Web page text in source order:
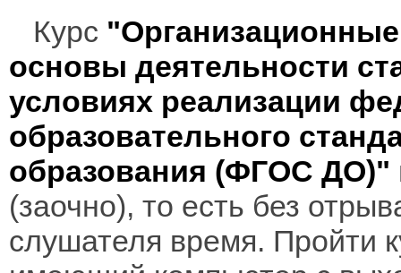
Курс "Организационные
основы деятельности
условиях реализации
образовательного
образования (ФГОС ДО)"
(заочно), то есть без
слушателя время. Пройти